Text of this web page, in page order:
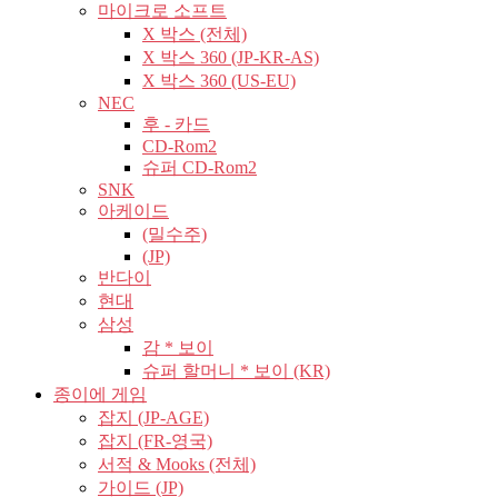
마이크로 소프트
X 박스 (전체)
X 박스 360 (JP-KR-AS)
X 박스 360 (US-EU)
NEC
후 - 카드
CD-Rom2
슈퍼 CD-Rom2
SNK
아케이드
(밀수주)
(JP)
반다이
현대
삼성
감 * 보이
슈퍼 할머니 * 보이 (KR)
종이에 게임
잡지 (JP-AGE)
잡지 (FR-영국)
서적 & Mooks (전체)
가이드 (JP)